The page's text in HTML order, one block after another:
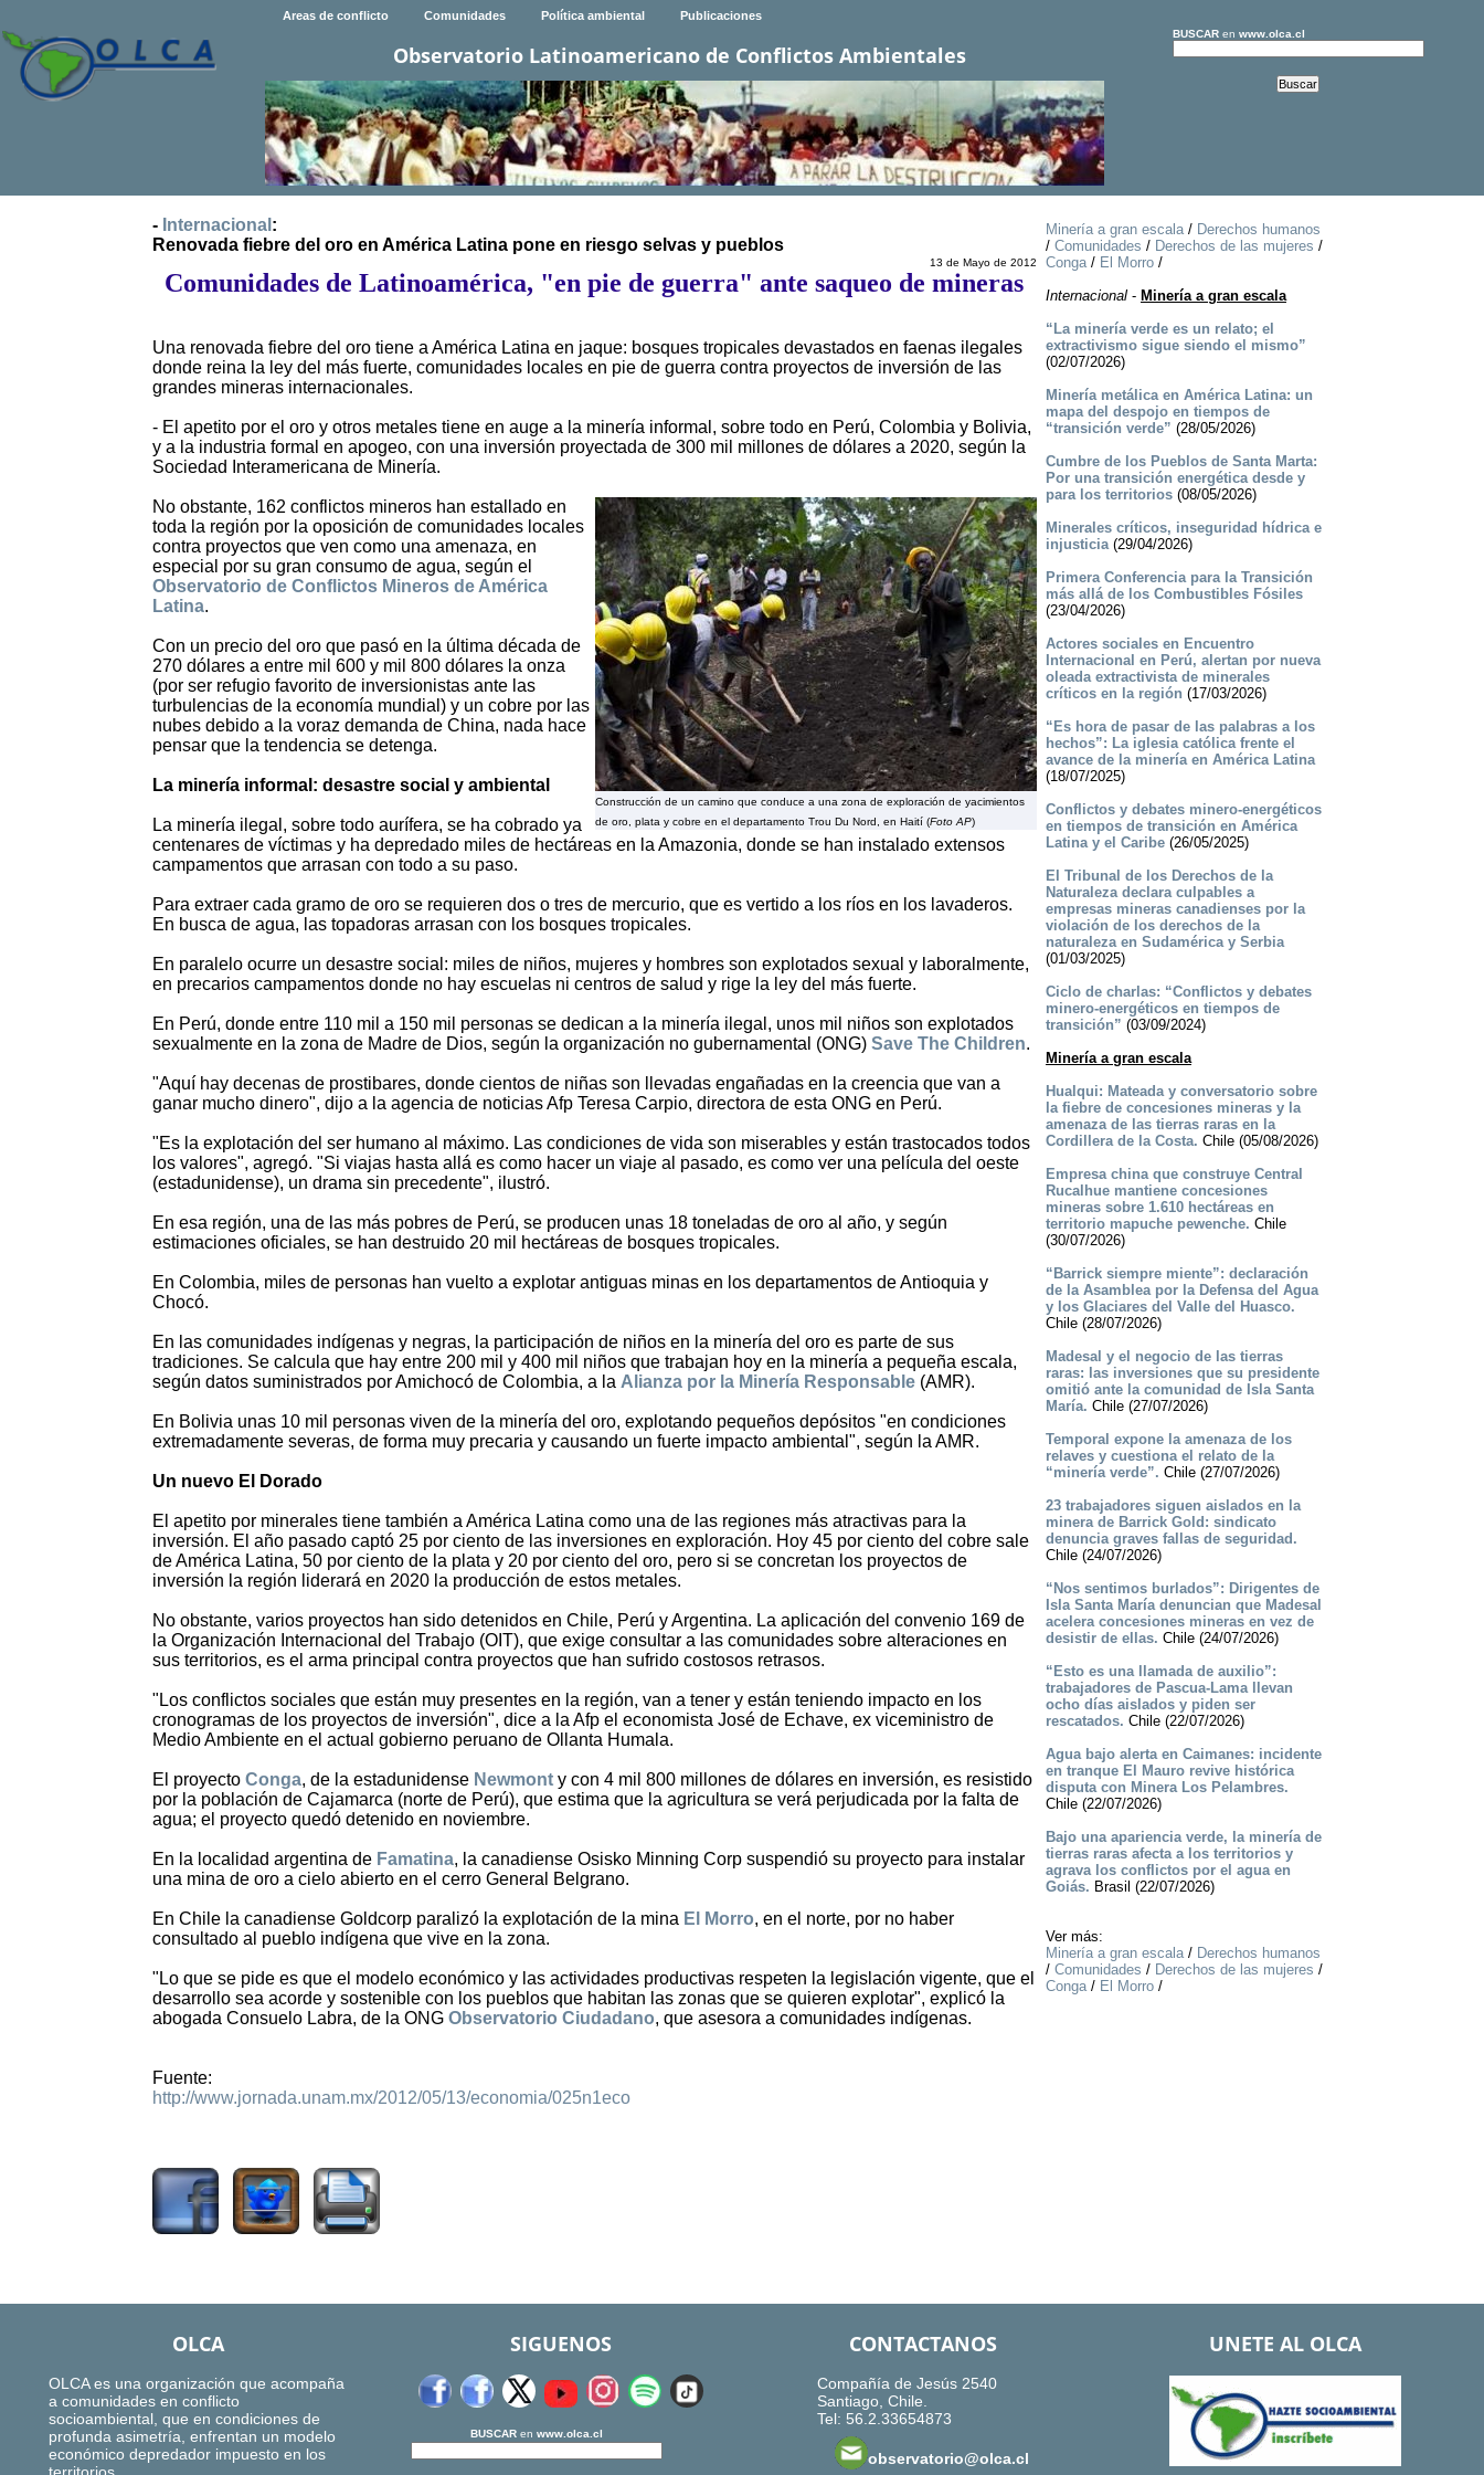
Areas de conflicto Comunidades Política ambiental Publicaciones
Observatorio Latinoamericano de Conflictos Ambientales
BUSCARen www.olca.cl
- Internacional :
Renovada fiebre del oro en América Latina pone en riesgo selvas y pueblos
13 de Mayo de 2012
Comunidades de Latinoamérica, "en pie de guerra" ante saqueo de mineras
Una renovada fiebre del oro tiene a América Latina en jaque: bosques tropicales devastados en faenas ilegales
donde reina la ley del más fuerte, comunidades locales en pie de guerra contra proyectos de inversión de las
grandes mineras internacionales.
- El apetito por el oro y otros metales tiene en auge a la minería informal, sobre todo en Perú, Colombia y Bolivia,
y a la industria formal en apogeo, con una inversión proyectada de 300 mil millones de dólares a 2020, según la
Sociedad Interamericana de Minería.
Construcción de un camino que conduce a una zona de exploración de yacimientos
de oro, plata y cobre en el departamento Trou Du Nord, en Haití (Foto AP)
No obstante, 162 conflictos mineros han estallado en
toda la región por la oposición de comunidades locales
contra proyectos que ven como una amenaza, en
especial por su gran consumo de agua, según el
Observatorio de Conflictos Mineros de América
Latina.
Con un precio del oro que pasó en la última década de
270 dólares a entre mil 600 y mil 800 dólares la onza
(por ser refugio favorito de inversionistas ante las
turbulencias de la economía mundial) y un cobre por las
nubes debido a la voraz demanda de China, nada hace
pensar que la tendencia se detenga.
La minería informal: desastre social y ambiental
La minería ilegal, sobre todo aurífera, se ha cobrado ya
centenares de víctimas y ha depredado miles de hectáreas en la Amazonia, donde se han instalado extensos
campamentos que arrasan con todo a su paso.
Para extraer cada gramo de oro se requieren dos o tres de mercurio, que es vertido a los ríos en los lavaderos.
En busca de agua, las topadoras arrasan con los bosques tropicales.
En paralelo ocurre un desastre social: miles de niños, mujeres y hombres son explotados sexual y laboralmente,
en precarios campamentos donde no hay escuelas ni centros de salud y rige la ley del más fuerte.
En Perú, donde entre 110 mil a 150 mil personas se dedican a la minería ilegal, unos mil niños son explotados
sexualmente en la zona de Madre de Dios, según la organización no gubernamental (ONG) Save The Children.
"Aquí hay decenas de prostibares, donde cientos de niñas son llevadas engañadas en la creencia que van a
ganar mucho dinero", dijo a la agencia de noticias Afp Teresa Carpio, directora de esta ONG en Perú.
"Es la explotación del ser humano al máximo. Las condiciones de vida son miserables y están trastocados todos
los valores", agregó. "Si viajas hasta allá es como hacer un viaje al pasado, es como ver una película del oeste
(estadunidense), un drama sin precedente", ilustró.
En esa región, una de las más pobres de Perú, se producen unas 18 toneladas de oro al año, y según
estimaciones oficiales, se han destruido 20 mil hectáreas de bosques tropicales.
En Colombia, miles de personas han vuelto a explotar antiguas minas en los departamentos de Antioquia y
Chocó.
En las comunidades indígenas y negras, la participación de niños en la minería del oro es parte de sus
tradiciones. Se calcula que hay entre 200 mil y 400 mil niños que trabajan hoy en la minería a pequeña escala,
según datos suministrados por Amichocó de Colombia, a la Alianza por la Minería Responsable (AMR).
En Bolivia unas 10 mil personas viven de la minería del oro, explotando pequeños depósitos "en condiciones
extremadamente severas, de forma muy precaria y causando un fuerte impacto ambiental", según la AMR.
Un nuevo El Dorado
El apetito por minerales tiene también a América Latina como una de las regiones más atractivas para la
inversión. El año pasado captó 25 por ciento de las inversiones en exploración. Hoy 45 por ciento del cobre sale
de América Latina, 50 por ciento de la plata y 20 por ciento del oro, pero si se concretan los proyectos de
inversión la región liderará en 2020 la producción de estos metales.
No obstante, varios proyectos han sido detenidos en Chile, Perú y Argentina. La aplicación del convenio 169 de
la Organización Internacional del Trabajo (OIT), que exige consultar a las comunidades sobre alteraciones en
sus territorios, es el arma principal contra proyectos que han sufrido costosos retrasos.
"Los conflictos sociales que están muy presentes en la región, van a tener y están teniendo impacto en los
cronogramas de los proyectos de inversión", dice a la Afp el economista José de Echave, ex viceministro de
Medio Ambiente en el actual gobierno peruano de Ollanta Humala.
El proyecto Conga, de la estadunidense Newmont y con 4 mil 800 millones de dólares en inversión, es resistido
por la población de Cajamarca (norte de Perú), que estima que la agricultura se verá perjudicada por la falta de
agua; el proyecto quedó detenido en noviembre.
En la localidad argentina de Famatina, la canadiense Osisko Minning Corp suspendió su proyecto para instalar
una mina de oro a cielo abierto en el cerro General Belgrano.
En Chile la canadiense Goldcorp paralizó la explotación de la mina El Morro, en el norte, por no haber
consultado al pueblo indígena que vive en la zona.
"Lo que se pide es que el modelo económico y las actividades productivas respeten la legislación vigente, que el
desarrollo sea acorde y sostenible con los pueblos que habitan las zonas que se quieren explotar", explicó la
abogada Consuelo Labra, de la ONG Observatorio Ciudadano, que asesora a comunidades indígenas.
Fuente:
http://www.jornada.unam.mx/2012/05/13/economia/025n1eco
Minería a gran escala/ Derechos humanos
/ Comunidades / Derechos de las mujeres /
Conga/ El Morro/
Internacional- Minería a gran escala
“La minería verde es un relato; el
extractivismo sigue siendo el mismo”
(02/07/2026)
Minería metálica en América Latina: un
mapa del despojo en tiempos de
“transición verde” (28/05/2026)
Cumbre de los Pueblos de Santa Marta:
Por una transición energética desde y
para los territorios(08/05/2026)
Minerales críticos, inseguridad hídrica e
injusticia(29/04/2026)
Primera Conferencia para la Transición
más allá de los Combustibles Fósiles
(23/04/2026)
Actores sociales en Encuentro
Internacional en Perú, alertan por nueva
oleada extractivista de minerales
críticos en la región (17/03/2026)
“Es hora de pasar de las palabras a los
hechos”: La iglesia católica frente el
avance de la minería en América Latina
(18/07/2025)
Conflictos y debates minero-energéticos
en tiempos de transición en América
Latina y el Caribe(26/05/2025)
El Tribunal de los Derechos de la
Naturaleza declara culpables a
empresas mineras canadienses por la
violación de los derechos de la
naturaleza en Sudamérica y Serbia
(01/03/2025)
Ciclo de charlas: “Conflictos y debates
minero-energéticos en tiempos de
transición” (03/09/2024)
Minería a gran escala
Hualqui: Mateada y conversatorio sobre
la fiebre de concesiones mineras y la
amenaza de las tierras raras en la
Cordillera de la Costa. Chile (05/08/2026)
Empresa china que construye Central
Rucalhue mantiene concesiones
mineras sobre 1.610 hectáreas en
territorio mapuche pewenche. Chile
(30/07/2026)
“Barrick siempre miente”: declaración
de la Asamblea por la Defensa del Agua
y los Glaciares del Valle del Huasco.
Chile (28/07/2026)
Madesal y el negocio de las tierras
raras: las inversiones que su presidente
omitió ante la comunidad de Isla Santa
María. Chile (27/07/2026)
Temporal expone la amenaza de los
relaves y cuestiona el relato de la
“minería verde”. Chile (27/07/2026)
23 trabajadores siguen aislados en la
minera de Barrick Gold: sindicato
denuncia graves fallas de seguridad.
Chile (24/07/2026)
“Nos sentimos burlados”: Dirigentes de
Isla Santa María denuncian que Madesal
acelera concesiones mineras en vez de
desistir de ellas. Chile (24/07/2026)
“Esto es una llamada de auxilio”:
trabajadores de Pascua-Lama llevan
ocho días aislados y piden ser
rescatados. Chile (22/07/2026)
Agua bajo alerta en Caimanes: incidente
en tranque El Mauro revive histórica
disputa con Minera Los Pelambres.
Chile (22/07/2026)
Bajo una apariencia verde, la minería de
tierras raras afecta a los territorios y
agrava los conflictos por el agua en
Goiás. Brasil (22/07/2026)
Ver más:
Minería a gran escala/ Derechos humanos
/ Comunidades / Derechos de las mujeres /
Conga/ El Morro/
OLCA
OLCA es una organización que acompaña
a comunidades en conflicto
socioambiental, que en condiciones de
profunda asimetría, enfrentan un modelo
económico depredador impuesto en los
SIGUENOS
BUSCARen www.olca.cl
CONTACTANOS
Compañía de Jesús 2540
Santiago, Chile.
Tel: 56.2.33654873
observatorio@olca.cl
UNETE AL OLCA